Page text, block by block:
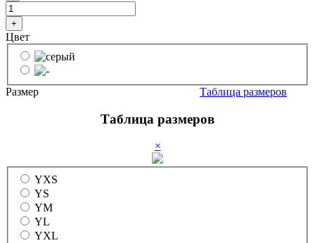
+
Цвет
Размер Таблица размеров
Таблица размеров
×
YXS
YS
YM
YL
YXL